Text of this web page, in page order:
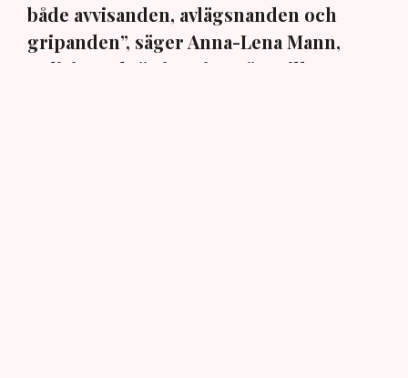
både avvisanden, avlägsnanden och
gripanden”, säger Anna-Lena Mann,
polisinspektör i region Väst, till TN.